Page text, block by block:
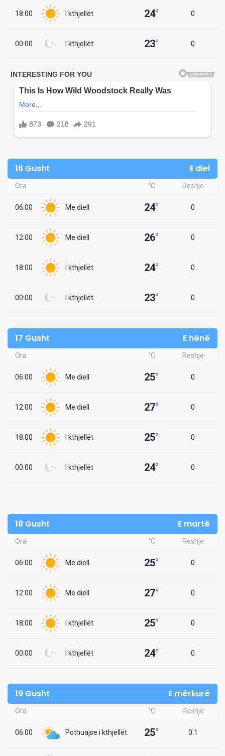
18:00 I kthjellët 24° 0
00:00 I kthjellët 23° 0
16 Gusht E diel
Ora °C Reshje
06:00 Me diell 24° 0
12:00 Me diell 26° 0
18:00 I kthjellët 24° 0
00:00 I kthjellët 23° 0
17 Gusht E hënë
Ora °C Reshje
06:00 Me diell 25° 0
12:00 Me diell 27° 0
18:00 I kthjellët 25° 0
00:00 I kthjellët 24° 0
18 Gusht E martë
Ora °C Reshje
06:00 Me diell 25° 0
12:00 Me diell 27° 0
18:00 I kthjellët 25° 0
00:00 I kthjellët 24° 0
19 Gusht E mërkurë
Ora °C Reshje
06:00 Pothuajse i kthjellët 25° 0.1